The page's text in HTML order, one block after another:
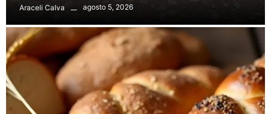
Araceli Calva agosto 5, 2026